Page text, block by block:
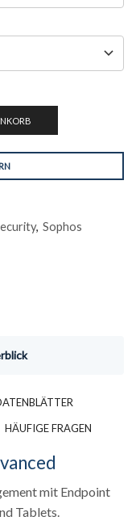
, Sophos
HÄUFIGE FRAGEN
mit Endpoint
Tablets.